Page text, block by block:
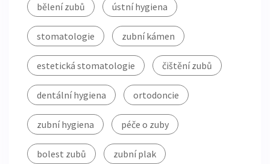
bělení zubů ústní hygiena
stomatologie zubní kámen
estetická stomatologie čištění zubů
dentální hygiena ortodoncie
zubní hygiena péče o zuby
bolest zubů zubní plak